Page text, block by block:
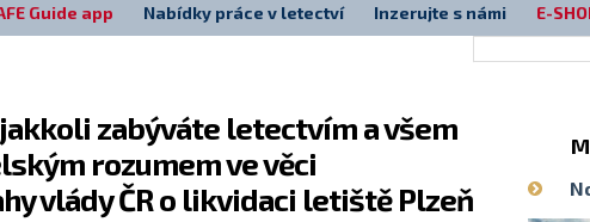
zabýváte letectvím a všem
rozumem ve věci
vlády ČR o likvidaci letiště Plzeň
Guide app Nabídky práce v letectví Inzerujte s námi E-